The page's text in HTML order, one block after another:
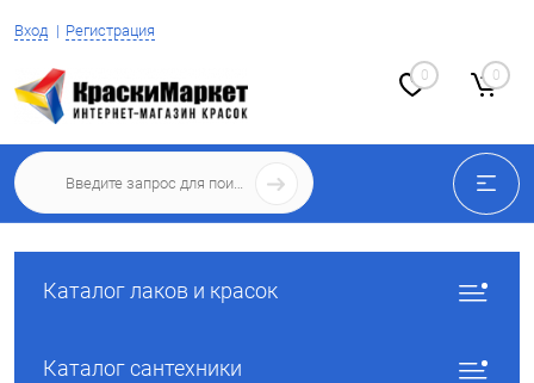
Вход Регистрация
0 0
Каталог лаков и красок
Каталог сантехники